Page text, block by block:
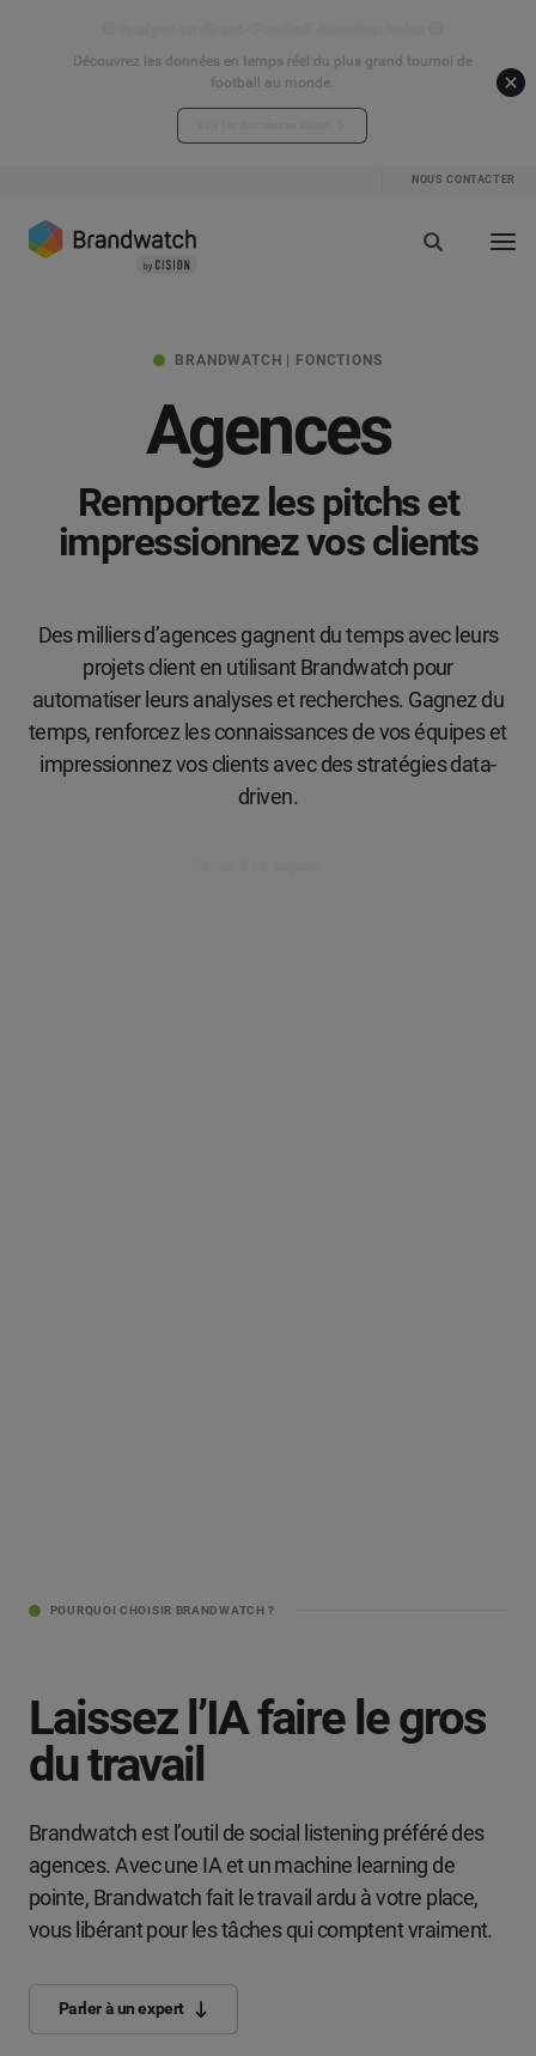
Découvrez les données en temps réel du plus grand tournoi de
football au monde.
NOUS CONTACTER
BRANDWATCH | FONCTIONS
Agences
Remportez les pitchs et
impressionnez vos clients
Des milliers d’agences gagnent du temps avec leurs
projets client en utilisant Brandwatch pour
automatiser leurs analyses et recherches. Gagnez du
temps, renforcez les connaissances de vos équipes et
impressionnez vos clients avec des stratégies data-
driven.
POURQUOI CHOISIR BRANDWATCH ?
Laissez l’IA faire le gros
du travail
Brandwatch est l’outil de social listening préféré des
agences. Avec une IA et un machine learning de
pointe, Brandwatch fait le travail ardu à votre place,
vous libérant pour les tâches qui comptent vraiment.
Parler à un expert